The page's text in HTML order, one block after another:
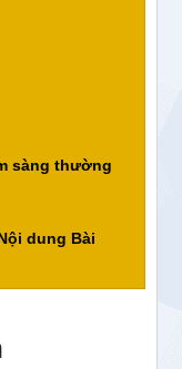
sàng thường
dung Bài